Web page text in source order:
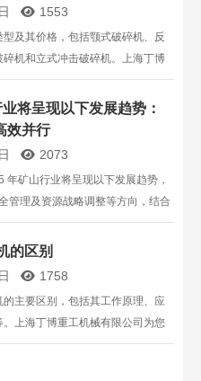
1553
及其价格，包括颚式破碎机、反
机和立式冲击破碎机。上海丁博
机设备，适合各种生产需求。
将呈现以下发展趋势：
效并行​
2073
矿山行业将呈现以下发展趋势，
管理及资源战略调整等方向，结合
提供参考。
的区别
1758
的主要区别，包括其工作原理、应
。上海丁博重工机械有限公司为您
及技术支持。